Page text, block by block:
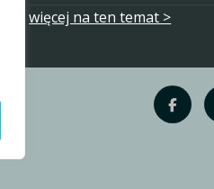
więcej na ten temat >